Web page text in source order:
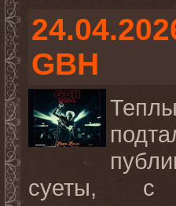
GBH
суеты, с